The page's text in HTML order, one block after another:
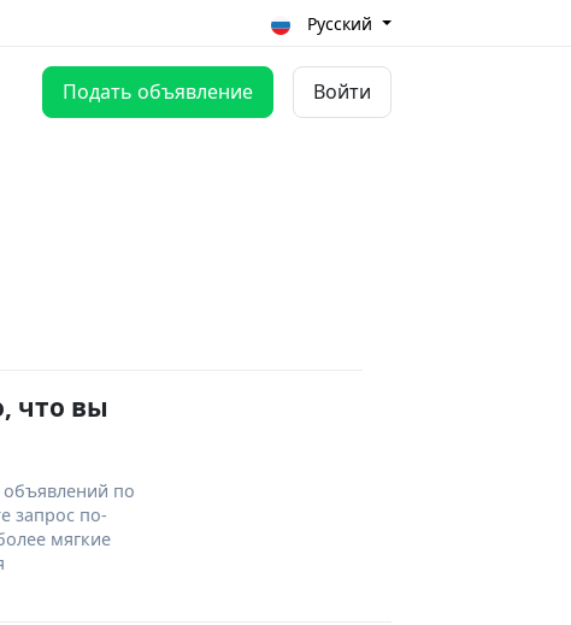
Русский
Подать объявление Войти
что вы
по
запрос по-
мягкие